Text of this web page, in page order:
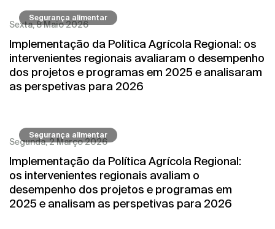
Segurança alimentar
Sexta, 8 Maio 2026
Implementação da Política Agrícola Regional: os
intervenientes regionais avaliaram o desempenho
dos projetos e programas em 2025 e analisaram
as perspetivas para 2026
Segurança alimentar
Segunda, 2 Março 2026
Implementação da Política Agrícola Regional:
os intervenientes regionais avaliam o
desempenho dos projetos e programas em
2025 e analisam as perspetivas para 2026